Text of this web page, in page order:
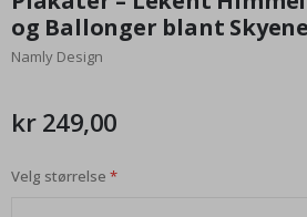
begynnelsen
av
bildegalleri
og Ballonger blant
Namly Design
kr 249,00
Velg størrelse